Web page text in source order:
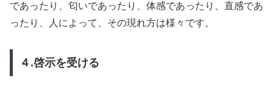
であったり、匂いであったり、体感であったり、直感であ
ったり、人によって、その現れ方は様々です。
４.啓示を受ける